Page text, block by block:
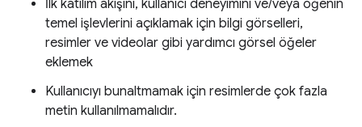
İlk katılım akışını, kullanıcı deneyimini ve/veya öğenin
temel işlevlerini açıklamak için bilgi görselleri,
resimler ve videolar gibi yardımcı görsel öğeler
eklemek
Kullanıcıyı bunaltmamak için resimlerde çok fazla
metin kullanılmamalıdır.